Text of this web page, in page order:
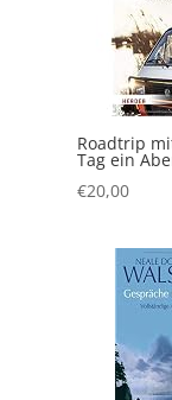
Roadtrip
Tag ein
€20,00